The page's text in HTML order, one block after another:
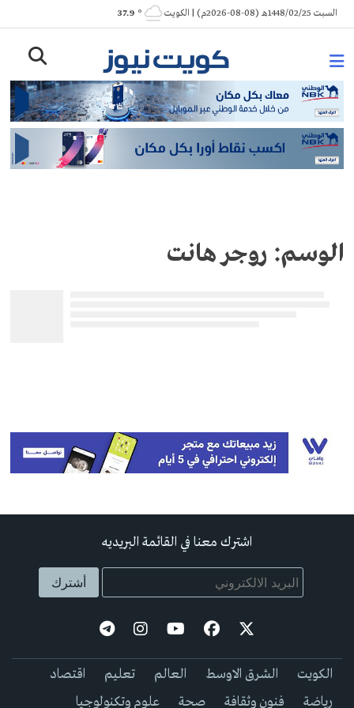
Skip
to
السبت 1448/02/25هـ (08-08-2026م) | الكويت ° 37.9
الوسم: روجر هانت
اشترك معنا في القائمة البريديه
الكويت الشرق الاوسط العالم تعليم
اقتصاد
رياضة
فنون وثقافة صحة علوم وتكنولوجيا